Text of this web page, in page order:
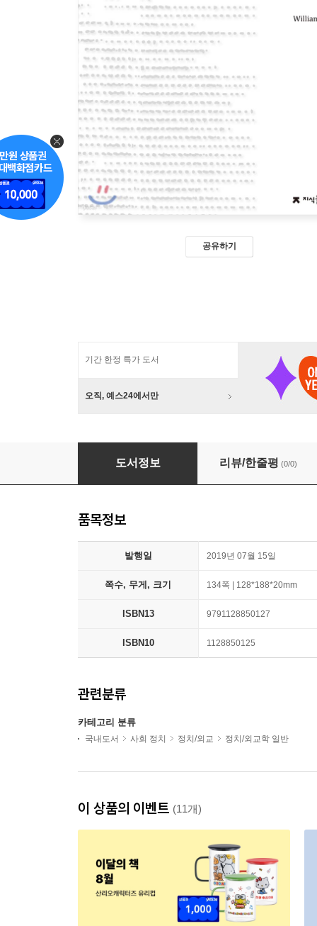
공유하기
기간 한정 특가 도서
오직, 예스24에서만
정치경제학 이론 천줄읽기
도서정보 리뷰/한줄평 (0/0)
품목정보
발행일 2019년 07월 15일
쪽수, 무게, 크기 134쪽 | 128*188*20mm
ISBN13 9791128850127
ISBN10 1128850125
관련분류
카테고리 분류
국내도서 사회 정치 정치/외교 정치/외교학 일반
이 상품의 이벤트 (11개)